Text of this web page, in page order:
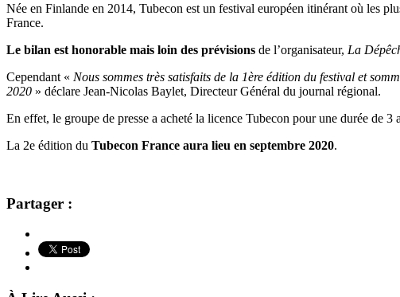
Née en Finlande en 2014, Tubecon est un festival européen itinérant où les
France.
Le bilan est honorable mais loin des prévisions de l’organisateur, La
Cependant « Nous sommes très satisfaits de la 1ère édition du festival et
2020 » déclare Jean-Nicolas Baylet, Directeur Général du journal régional.
En effet, le groupe de presse a acheté la licence Tubecon pour une durée de 3
La 2e édition du Tubecon France aura lieu en septembre 2020.
Partager :